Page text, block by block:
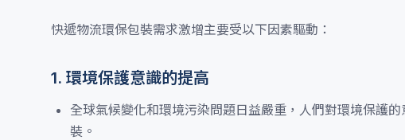
快遞物流環保包裝需求激增主要受以下因素驅動：
1. 環境保護意識的提高
全球氣候變化和環境污染問題日益嚴重，人們對環境保護
裝。